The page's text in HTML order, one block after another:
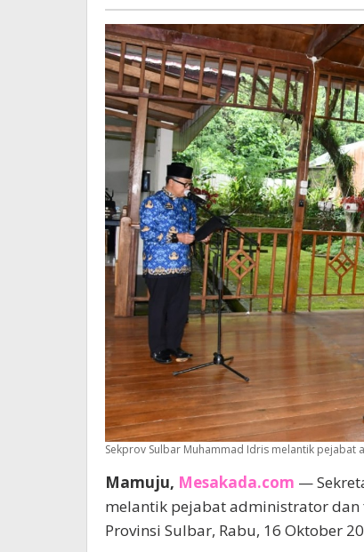
Sekprov Sulbar Muhammad Idris melantik
Mamuju, Mesakada.com —
melantik pejabat administrator dan
Provinsi Sulbar, Rabu, 16 Oktober